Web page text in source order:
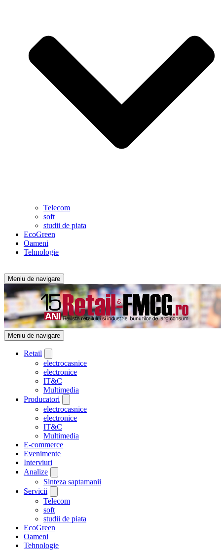
Telecom
soft
studii de piata
EcoGreen
Oameni
Tehnologie
Meniu de navigare
Meniu de navigare
Retail
electrocasnice
electronice
IT&C
Multimedia
Producatori
electrocasnice
electronice
IT&C
Multimedia
E-commerce
Evenimente
Interviuri
Analize
Sinteza saptamanii
Servicii
Telecom
soft
studii de piata
EcoGreen
Oameni
Tehnologie